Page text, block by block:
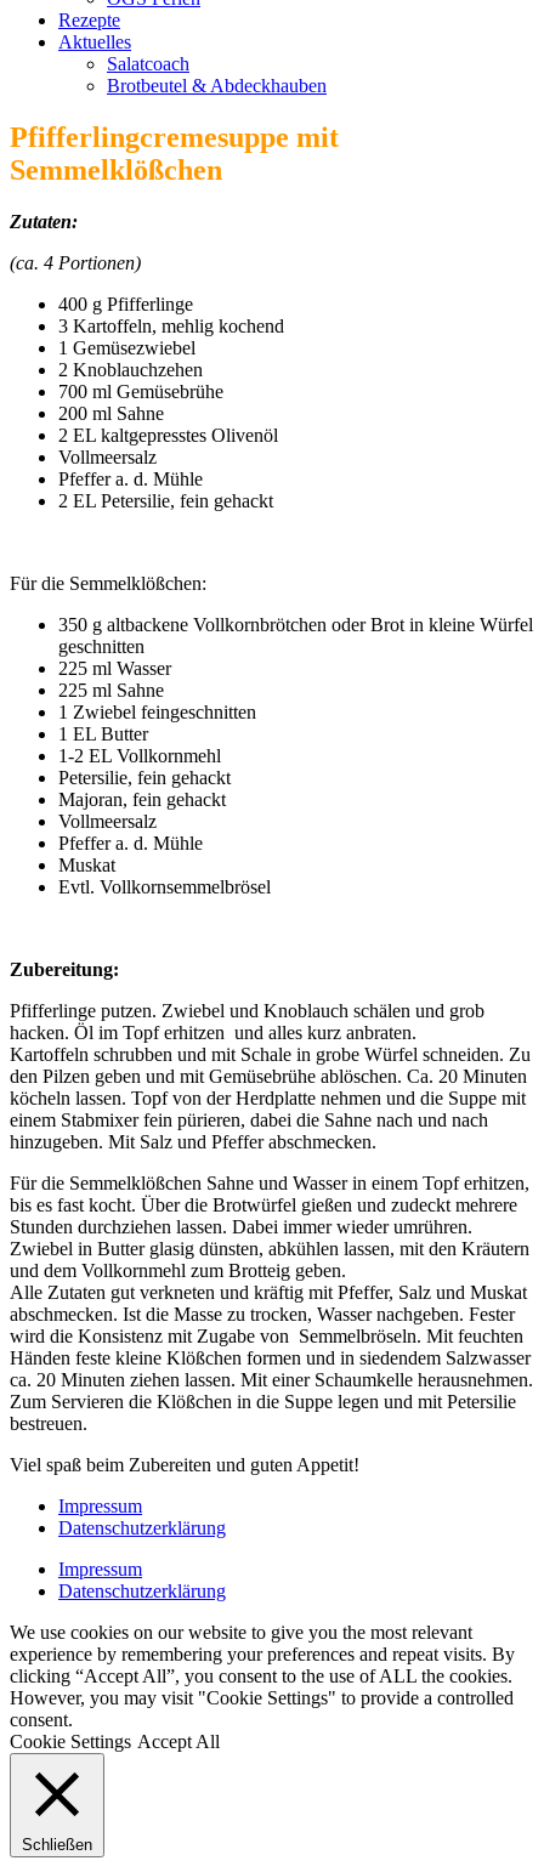
Rezepte
Aktuelles
Salatcoach
Brotbeutel & Abdeckhauben
Pfifferlingcremesuppe mit
Semmelklößchen
Zutaten:
(ca. 4 Portionen)
400 g Pfifferlinge
3 Kartoffeln, mehlig kochend
1 Gemüsezwiebel
2 Knoblauchzehen
700 ml Gemüsebrühe
200 ml Sahne
2 EL kaltgepresstes Olivenöl
Vollmeersalz
Pfeffer a. d. Mühle
2 EL Petersilie, fein gehackt
Für die Semmelklößchen:
350 g altbackene Vollkornbrötchen oder Brot in kleine Würfel
geschnitten
225 ml Wasser
225 ml Sahne
1 Zwiebel feingeschnitten
1 EL Butter
1-2 EL Vollkornmehl
Petersilie, fein gehackt
Majoran, fein gehackt
Vollmeersalz
Pfeffer a. d. Mühle
Muskat
Evtl. Vollkornsemmelbrösel
Zubereitung:
Pfifferlinge putzen. Zwiebel und Knoblauch schälen und grob
hacken. Öl im Topf erhitzen und alles kurz anbraten.
Kartoffeln schrubben und mit Schale in grobe Würfel schneiden. Zu
den Pilzen geben und mit Gemüsebrühe ablöschen. Ca. 20 Minuten
köcheln lassen. Topf von der Herdplatte nehmen und die Suppe mit
einem Stabmixer fein pürieren, dabei die Sahne nach und nach
hinzugeben. Mit Salz und Pfeffer abschmecken.
Für die Semmelklößchen Sahne und Wasser in einem Topf erhitzen,
bis es fast kocht. Über die Brotwürfel gießen und zudeckt mehrere
Stunden durchziehen lassen. Dabei immer wieder umrühren.
Zwiebel in Butter glasig dünsten, abkühlen lassen, mit den Kräutern
und dem Vollkornmehl zum Brotteig geben.
Alle Zutaten gut verkneten und kräftig mit Pfeffer, Salz und Muskat
abschmecken. Ist die Masse zu trocken, Wasser nachgeben. Fester
wird die Konsistenz mit Zugabe von Semmelbröseln. Mit feuchten
Händen feste kleine Klößchen formen und in siedendem Salzwasser
ca. 20 Minuten ziehen lassen. Mit einer Schaumkelle herausnehmen.
Zum Servieren die Klößchen in die Suppe legen und mit Petersilie
bestreuen.
Viel spaß beim Zubereiten und guten Appetit!
Impressum
Datenschutzerklärung
Impressum
Datenschutzerklärung
We use cookies on our website to give you the most relevant
experience by remembering your preferences and repeat visits. By
clicking “Accept All”, you consent to the use of ALL the cookies.
However, you may visit "Cookie Settings" to provide a controlled
consent.
Cookie Settings Accept All
Schließen